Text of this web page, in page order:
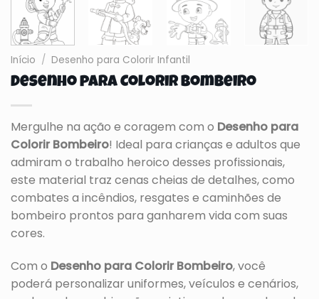
Início / Desenho para Colorir Infantil
Desenho para Colorir Bombeiro
Mergulhe na ação e coragem com o Desenho para
Colorir Bombeiro! Ideal para crianças e adultos que
admiram o trabalho heroico desses profissionais,
este material traz cenas cheias de detalhes, como
combates a incêndios, resgates e caminhões de
bombeiro prontos para ganharem vida com suas
cores.
Com o Desenho para Colorir Bombeiro, você
poderá personalizar uniformes, veículos e cenários,